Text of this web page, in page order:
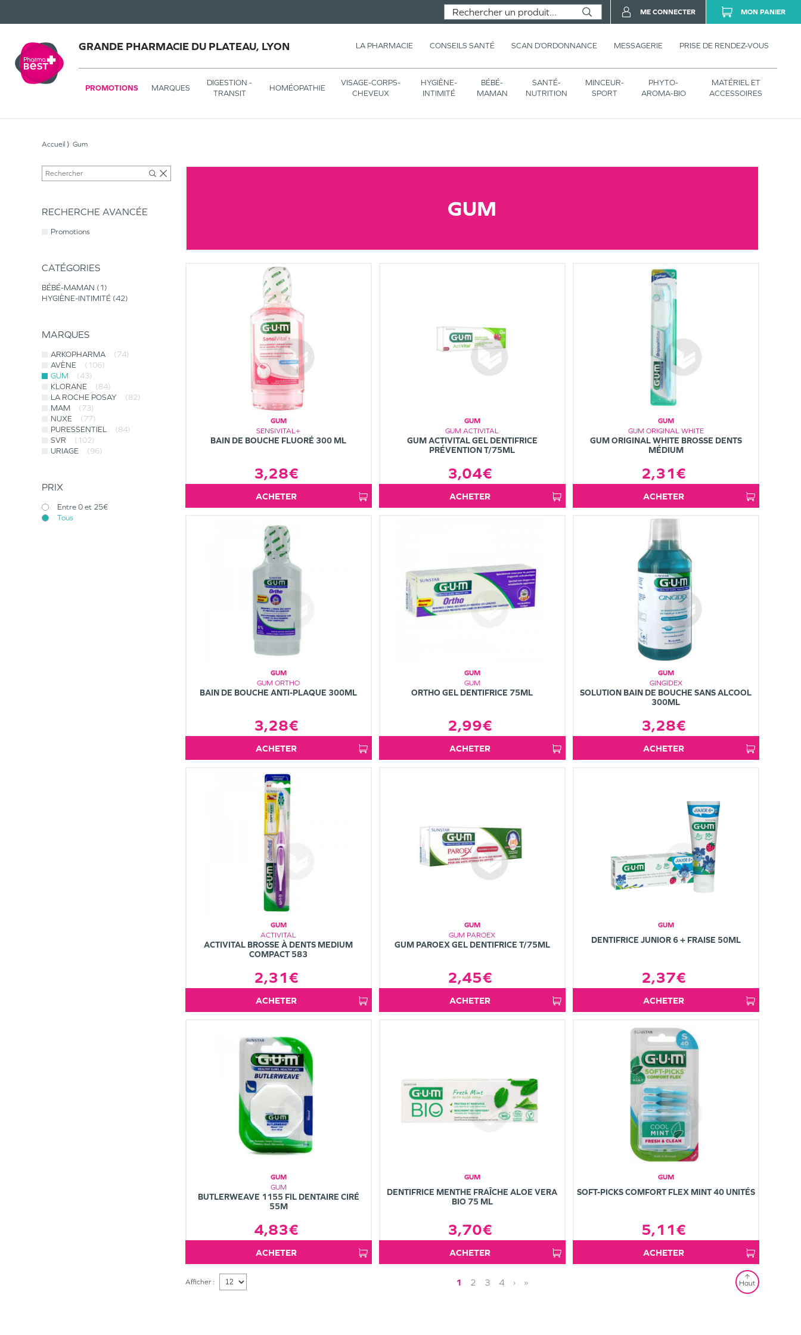
GRANDE PHARMACIE DU PLATEAU, LYON LA PHARMACIE CONSEILS SANTÉ SCAN D’ORDONNANCE MESSAGERIE PRISE DE RENDEZ-VOUS
PROMOTIONS MARQUES
DIGESTION -
TRANSIT
HOMÉOPATHIE
VISAGE-CORPS-
CHEVEUX
HYGIÈNE-
INTIMITÉ
BÉBÉ-
MAMAN
SANTÉ-
NUTRITION
MINCEUR-
SPORT
PHYTO-
AROMA-BIO
MATÉRIEL ET
ACCESSOIRES
ME CONNECTER MON PANIER
Accueil Gum
RECHERCHE AVANCÉE
Promotions
CATÉGORIES
BÉBÉ-MAMAN
1
HYGIÈNE-INTIMITÉ 42
MARQUES
ARKOPHARMA
(74)
AVÈNE
(106)
GUM
(43)
KLORANE
(84)
LA ROCHE POSAY
(82)
MAM
(73)
NUXE
(77)
PURESSENTIEL
(84)
SVR
(102)
URIAGE
(96)
PRIX
Entre 0 et 25€
Tous
GUM
GUM
SENSIVITAL+
BAIN DE BOUCHE FLUORÉ 300 ML
3,28€
ACHETER
GUM
GUM ACTIVITAL
GUM ACTIVITAL GEL DENTIFRICE
PRÉVENTION T/75ML
3,04€
ACHETER
GUM
GUM ORIGINAL WHITE
GUM ORIGINAL WHITE BROSSE DENTS
MÉDIUM
2,31€
ACHETER
GUM
GUM ORTHO
BAIN DE BOUCHE ANTI-PLAQUE 300ML
3,28€
ACHETER
GUM
GUM
ORTHO GEL DENTIFRICE 75ML
2,99€
ACHETER
GUM
GINGIDEX
SOLUTION BAIN DE BOUCHE SANS ALCOOL
300ML
3,28€
ACHETER
GUM
ACTIVITAL
ACTIVITAL BROSSE À DENTS MEDIUM
COMPACT 583
2,31€
ACHETER
GUM
GUM PAROEX
GUM PAROEX GEL DENTIFRICE T/75ML
2,45€
ACHETER
GUM
DENTIFRICE JUNIOR 6 + FRAISE 50ML
2,37€
ACHETER
GUM
GUM
BUTLERWEAVE 1155 FIL DENTAIRE CIRÉ
55M
4,83€
ACHETER
GUM
DENTIFRICE MENTHE FRAÎCHE ALOE VERA
BIO 75 ML
3,70€
ACHETER
GUM
SOFT-PICKS COMFORT FLEX MINT 40 UNITÉS
5,11€
ACHETER
Afficher : 1 2 3 4 › » Haut